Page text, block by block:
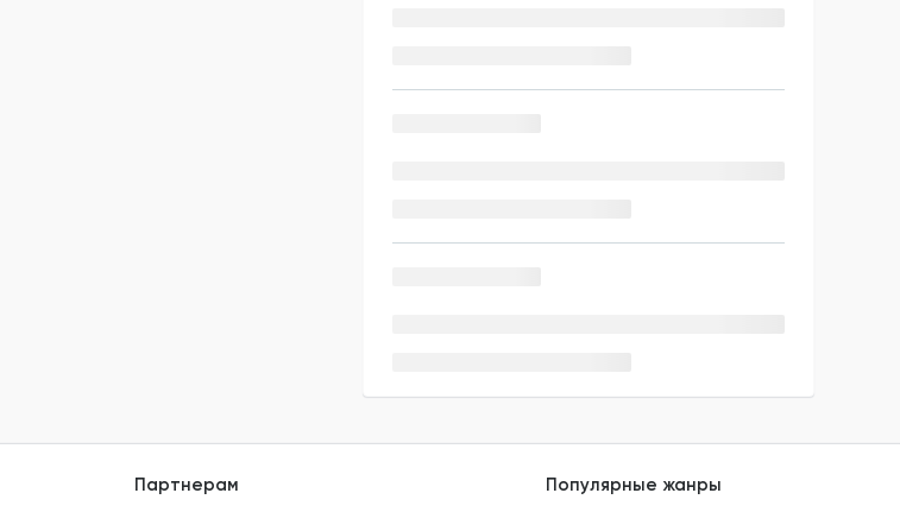
Партнерам Популярные жанры